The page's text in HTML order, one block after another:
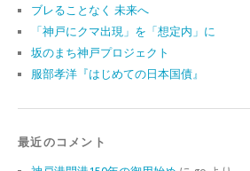
ブレることなく 未来へ
「神戸にクマ出現」を「想定内」に
坂のまち神戸プロジェクト
服部孝洋『はじめての日本国債』
最近のコメント